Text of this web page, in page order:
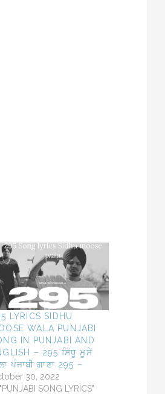
LYRICS SIDHU
WALA PUNJABI
IN PUNJABI AND
– 295 ਸਿੱਧੂ ਮੂਸੇ
ਪੰਜਾਬੀ ਗਾਣਾ 295 –
30, 2022
SONG LYRICS"